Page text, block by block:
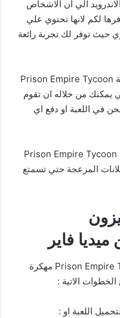
الي ان الاشخاص
لكم لانها تحتوي علي
حيث توفر لك تجربة رائعة
تتميز تحميل لعبة Prison Empire Tycoon
يمكنك من خلاله ان تقوم
في اللعبة او دفع اي
توفر لك تحميل لعبة Prison Empire Tycoon
المزعجة حتي تسمتع
فاير
يمكنك تحميل لعبة Prison Empire Tycoon Mod APK مهكرة
الاتية :
اللعبة او :